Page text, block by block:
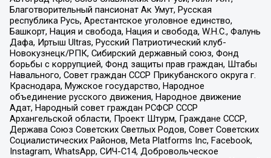
Благотворительный пансионат Ак Умут, Русская
республика Русь, Арестантское уголовное единство,
Башкорт, Нация и свобода, Нация и свобода, W.H.С., Фалунь
Дафа, Иртыш Ultras, Русский Патриотический клуб-
Новокузнецк/РПК, Сибирский державный союз, Фонд
борьбы с коррупцией, Фонд защиты прав граждан, Штабы
Навального, Совет граждан СССР Прикубанского округа г.
Краснодара, Мужское государство, Народное
объединение русского движения, Народное движение
Адат, Народный совет граждан РСФСР СССР
Архангельской области, Проект Штурм, Граждане СССР,
Держава Союз Советских Светлых Родов, Совет Советских
Социалистических Районов, Meta Platforms Inc, Facebook,
Instagram, WhatsApp, СИЧ-С14, Добровольческое